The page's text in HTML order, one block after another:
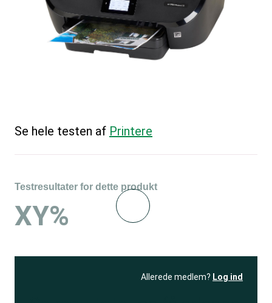
Se hele testen af Printere
Testresultater for dette produkt
XY%
Allerede medlem? Log ind